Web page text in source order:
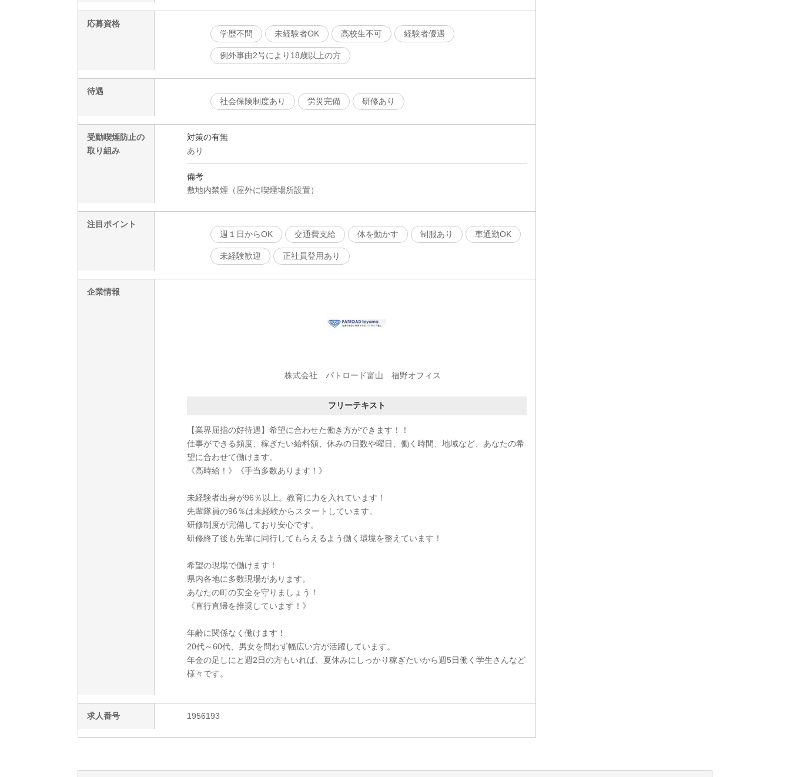
応募資格
学歴不問
未経験者OK 高校生不可 経験者優遇
例外事由2号により18歳以上の方
待遇
社会保険制度あり
労災完備 研修あり
受動喫煙防止の
取り組み
対策の有無
あり
備考
敷地内禁煙（屋外に喫煙場所設置）
注目ポイント
週１日からOK
交通費支給 体を動かす 制服あり 車通勤OK
未経験歓迎 正社員登用あり
企業情報
株式会社 パトロード富山 福野オフィス
フリーテキスト
【業界屈指の好待遇】希望に合わせた働き方ができます！！
仕事ができる頻度、稼ぎたい給料額、休みの日数や曜日、働く時間、地域など、あなたの希
望に合わせて働けます。
《高時給！》《手当多数あります！》
未経験者出身が96％以上。教育に力を入れています！
先輩隊員の96％は未経験からスタートしています。
研修制度が完備しており安心です。
研修終了後も先輩に同行してもらえるよう働く環境を整えています！
希望の現場で働けます！
県内各地に多数現場があります。
あなたの町の安全を守りましょう！
《直行直帰を推奨しています！》
年齢に関係なく働けます！
20代～60代、男女を問わず幅広い方が活躍しています。
年金の足しにと週2日の方もいれば、夏休みにしっかり稼ぎたいから週5日働く学生さんなど
様々です。
求人番号 1956193